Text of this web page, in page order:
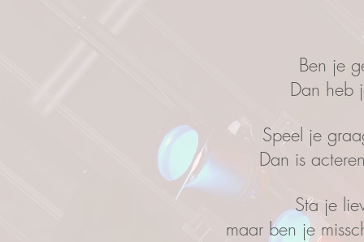
Ben je
Dan heb
Speel je
Dan is
Sta je
maar ben je